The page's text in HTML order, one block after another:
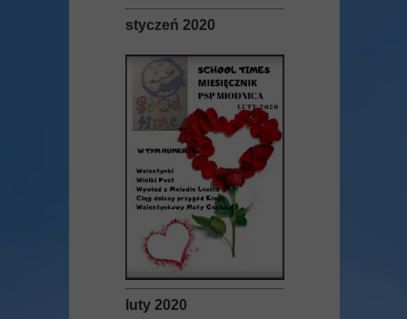
styczeń 2020
luty 2020